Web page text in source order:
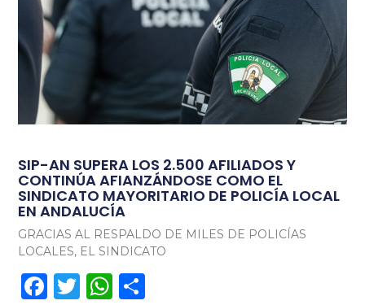
SIP-AN SUPERA LOS 2.500 AFILIADOS Y
CONTINÚA AFIANZÁNDOSE COMO EL
SINDICATO MAYORITARIO DE POLICÍA LOCAL
EN ANDALUCÍA
GRACIAS AL RESPALDO DE MILES DE POLICÍAS
LOCALES, EL SINDICATO
Facebook
TwitterWhatsApp